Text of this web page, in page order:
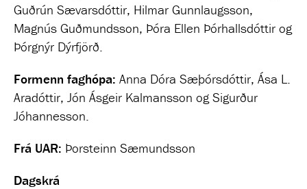
Guðrún Sævarsdóttir, Hilmar Gunnlaugsson,
Magnús Guðmundsson, Þóra Ellen Þórhallsdóttir og
Þórgnýr Dýrfjörð.
Formenn faghópa: Anna Dóra Sæþórsdóttir, Ása L.
Aradóttir, Jón Ásgeir Kalmansson og Sigurður
Jóhannesson.
Frá UAR: Þorsteinn Sæmundsson
Dagskrá